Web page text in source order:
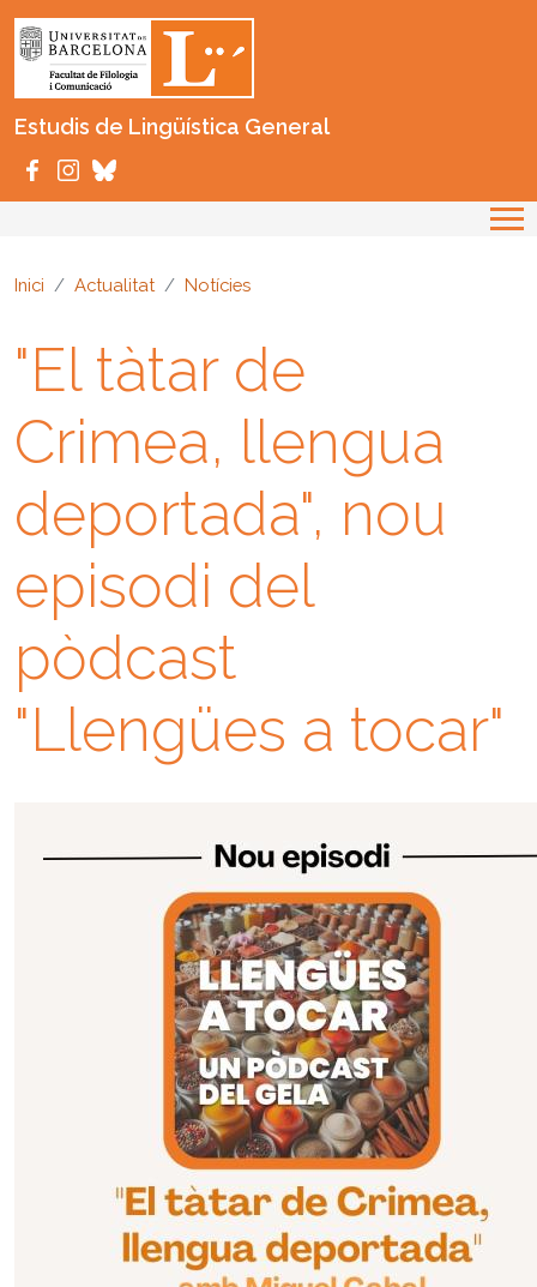
Estudis de Lingüística General
Inici Actualitat Notícies
"El tàtar de
Crimea, llengua
deportada", nou
episodi del
pòdcast
"Llengües a tocar"